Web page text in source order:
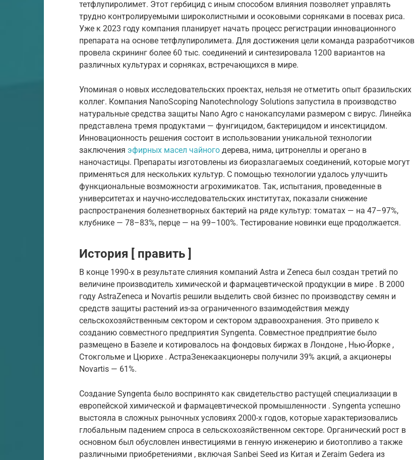
тетфлупиролимет. Этот гербицид с иным способом влияния позволяет управлять
трудно контролируемыми широколистными и осоковыми сорняками в посевах риса.
Уже к 2023 году компания планирует начать процесс регистрации инновационного
препарата на основе тетфлупиролимета. Для достижения цели команда разработчиков
провела скрининг более 60 тыс. соединений и синтезировала 1200 вариантов на
различных культурах и сорняках, встречающихся в мире.
Упоминая о новых исследовательских проектах, нельзя не отметить опыт бразильских
коллег. Компания NanoScoping Nanotechnology Solutions запустила в производство
натуральные средства защиты Nano Agro с нанокапсулами размером с вирус. Линейка
представлена тремя продуктами — фунгицидом, бактерицидом и инсектицидом.
Инновационность решения состоит в использовании уникальной технологии
заключения эфирных масел чайного дерева, нима, цитронеллы и орегано в
наночастицы. Препараты изготовлены из биоразлагаемых соединений, которые могут
применяться для нескольких культур. С помощью технологии удалось улучшить
функциональные возможности агрохимикатов. Так, испытания, проведенные в
университетах и научно-исследовательских институтах, показали снижение
распространения болезнетворных бактерий на ряде культур: томатах — на 47–97%,
клубнике — 78–83%, перце — на 99–100%. Тестирование новинки еще продолжается.
История [ править ]
В конце 1990-х в результате слияния компаний Astra и Zeneca был создан третий по
величине производитель химической и фармацевтической продукции в мире . В 2000
году AstraZeneca и Novartis решили выделить свой бизнес по производству семян и
средств защиты растений из-за ограниченного взаимодействия между
сельскохозяйственным сектором и сектором здравоохранения. Это привело к
созданию совместного предприятия Syngenta. Совместное предприятие было
размещено в Базеле и котировалось на фондовых биржах в Лондоне , Нью-Йорке ,
Стокгольме и Цюрихе . АстраЗенекаакционеры получили 39% акций, а акционеры
Novartis — 61%.
Создание Syngenta было воспринято как свидетельство растущей специализации в
европейской химической и фармацевтической промышленности . Syngenta успешно
выстояла в сложных рыночных условиях 2000-х годов, которые характеризовались
глобальным падением спроса в сельскохозяйственном секторе. Органический рост в
основном был обусловлен инвестициями в генную инженерию и биотопливо а также
различными приобретениями , включая Sanbei Seed из Китая и Zeraim Gedera из